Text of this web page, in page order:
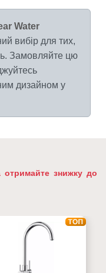
Water
вибір для тих,
Замовляйте цю
дизайном у
знижку до